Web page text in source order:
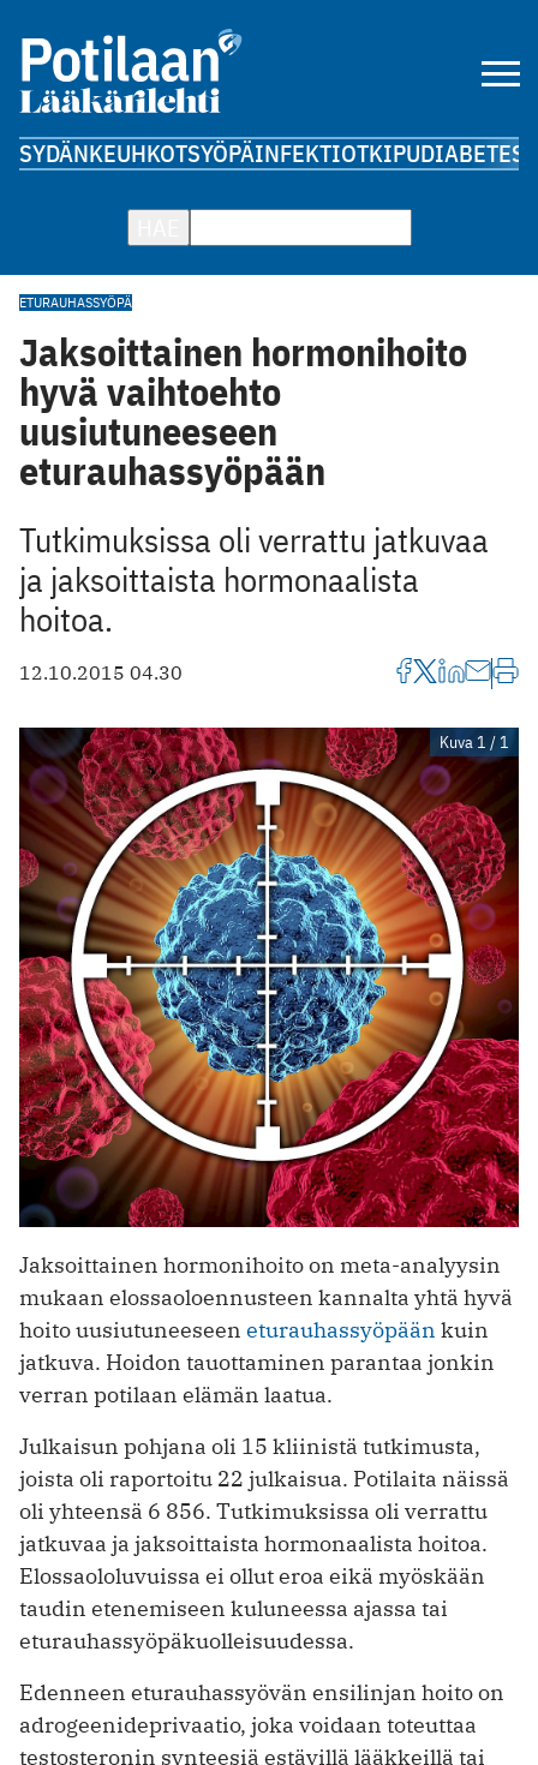
SYDÄNKEUHKOTSYÖPÄINFEKTIOTKIPUDIABETES
ETURAUHASSYÖPÄ
Jaksoittainen hormonihoito
hyvä vaihtoehto
uusiutuneeseen
eturauhassyöpään
Tutkimuksissa oli verrattu jatkuvaa
ja jaksoittaista hormonaalista
hoitoa.
12.10.2015 04.30
Kuva 1 / 1
Jaksoittainen hormonihoito on meta-analyysin
mukaan elossaoloennusteen kannalta yhtä hyvä
hoito uusiutuneeseen eturauhassyöpään kuin
jatkuva. Hoidon tauottaminen parantaa jonkin
verran potilaan elämän laatua.
Julkaisun pohjana oli 15 kliinistä tutkimusta,
joista oli raportoitu 22 julkaisua. Potilaita näissä
oli yhteensä 6 856. Tutkimuksissa oli verrattu
jatkuvaa ja jaksoittaista hormonaalista hoitoa.
Elossaololuvuissa ei ollut eroa eikä myöskään
taudin etenemiseen kuluneessa ajassa tai
eturauhassyöpäkuolleisuudessa.
Edenneen eturauhassyövän ensilinjan hoito on
adrogeenideprivaatio, joka voidaan toteuttaa
testosteronin synteesiä estävillä lääkkeillä tai